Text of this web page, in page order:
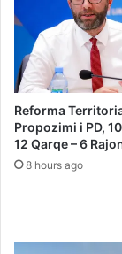
Reforma
Propozimi i PD,
12 Qarqe – 6
8 hours ago